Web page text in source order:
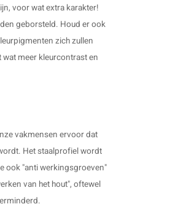
voor wat extra karakter!
geborsteld. Houd er ook
zich zullen
meer kleurcontrast en
vakmensen ervoor dat
Het staalprofiel wordt
ook "anti werkingsgroeven"
van het hout", oftewel